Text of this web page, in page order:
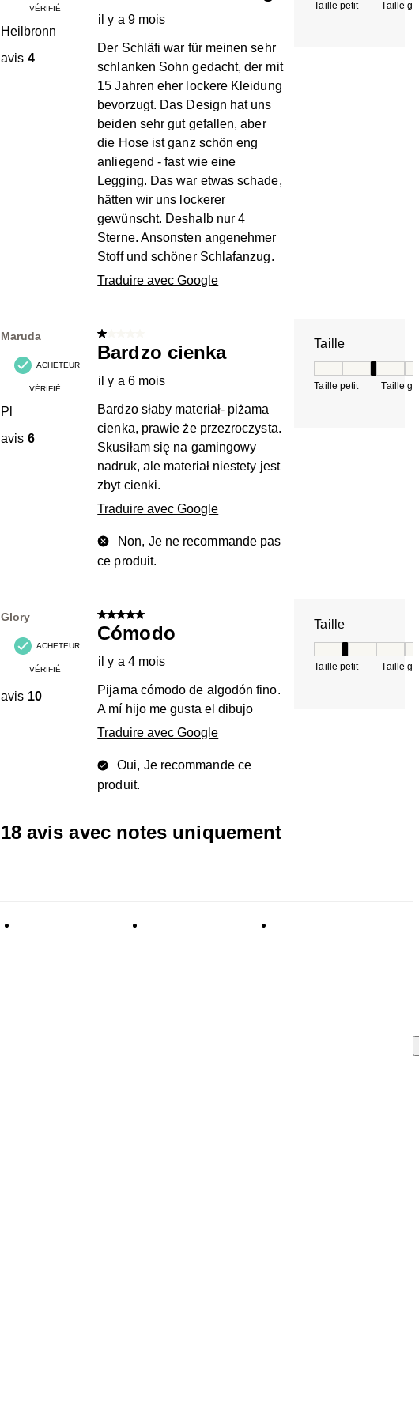
VÉRIFIÉ
Heilbronn
avis 4
il y a 9 mois
Der Schläfi war für meinen sehr
schlanken Sohn gedacht, der mit
15 Jahren eher lockere Kleidung
bevorzugt. Das Design hat uns
beiden sehr gut gefallen, aber
die Hose ist ganz schön eng
anliegend - fast wie eine
Legging. Das war etwas schade,
hätten wir uns lockerer
gewünscht. Deshalb nur 4
Sterne. Ansonsten angenehmer
Stoff und schöner Schlafanzug.
Traduire avec Google
Taille petit Taille
Maruda
ACHETEUR
VÉRIFIÉ
Pl
avis 6
1 sur 5 étoiles.
Bardzo cienka
il y a 6 mois
Bardzo słaby materiał- piżama
cienka, prawie że przezroczysta.
Skusiłam się na gamingowy
nadruk, ale materiał niestety jest
zbyt cienki.
Traduire avec Google
Non, Je ne recommande pas
ce produit.
Taille
Taille petit Taille
Glory
ACHETEUR
VÉRIFIÉ
avis 10
5 sur 5 étoiles.
Cómodo
il y a 4 mois
Pijama cómodo de algodón fino.
A mí hijo me gusta el dibujo
Traduire avec Google
Oui, Je recommande ce
produit.
Taille
Taille petit Taille
18 avis avec notes uniquement